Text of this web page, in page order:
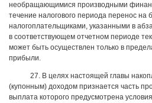
необращающимися производными
течение налогового периода перенос на
налогоплательщиками, указанными в
в соответствующем отчетном периоде
может быть осуществлен только в
прибыли.
27. В целях настоящей главы
(купонным) доходом признается часть
выплата которого предусмотрена